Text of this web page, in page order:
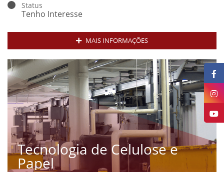
Status
Tenho Interesse
MAIS INFORMAÇÕES
Tecnologia de Celulose e
Papel